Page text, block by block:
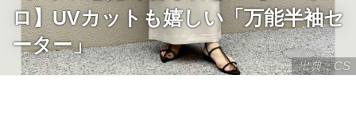
出典：CS
ロ】UVカットも嬉しい「万能半袖セ
ーター」